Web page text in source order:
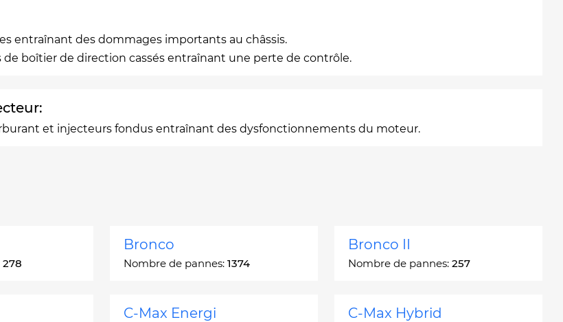
entraînant des dommages importants au châssis.
boîtier de direction cassés entraînant une perte de contrôle.
et injecteurs fondus entraînant des dysfonctionnements du moteur.
278
Bronco
Nombre de pannes: 1374
Bronco II
Nombre de pannes: 257
C-Max Energi C-Max Hybrid